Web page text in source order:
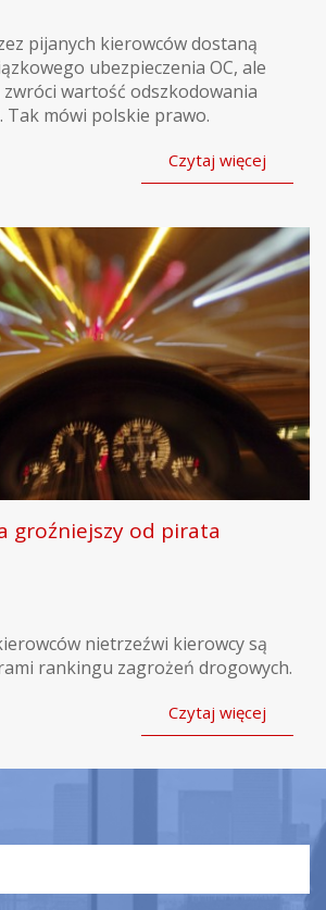
pijanych kierowców dostaną
ubezpieczenia OC, ale
wartość odszkodowania
Tak mówi polskie prawo.
Czytaj więcej
groźniejszy od pirata
nietrzeźwi kierowcy są
rankingu zagrożeń drogowych.
Czytaj więcej